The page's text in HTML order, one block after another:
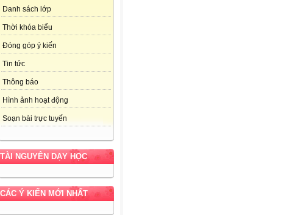
Danh sách lớp
Thời khóa biểu
Đóng góp ý kiến
Tin tức
Thông báo
Hình ảnh hoạt động
Soạn bài trực tuyến
TÀI NGUYÊN DẠY HỌC
CÁC Ý KIẾN MỚI NHẤT